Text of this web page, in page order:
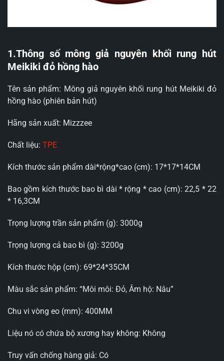
1.Thông số mông giả nguyên khối rung hút
Meikiki đỏ hồng hào
Tên sản phẩm: Mông giả nguyên khối rung hút Meikiki đỏ
hồng hào (phiên bản hút)
Hãng sản xuất: Mizzzee
Chất liệu: TPE
Kích thước sản phẩm dài*rộng*cao (cm): 17*17*14CM
Bao gồm kích thước bao bì dài * rộng * cao (cm): 22,5 * 22
* ​​16,3CM
Trọng lượng trần sản phẩm (g): 3000g
Trọng lượng cả bao bì (g): 3200g
Kích thước hộp (cm): 69*24*35CM
Màu sắc sản phẩm: “Môi môi: Đỏ, Âm hộ: Nâu”
Chu vi vòng eo (mm): 400MM
Liệu nó có chứa bộ xương hay không: Không
Truy vấn chống hàng giả: Có